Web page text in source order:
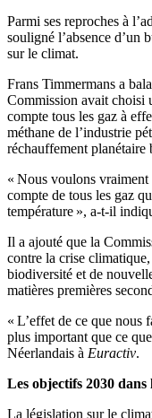
Parmi ses reproches à
souligné l’absence d’un
sur le climat.
Frans Timmermans a
Commission avait choisi
compte tous les gaz à
méthane de l’industrie
réchauffement planétaire
« Nous voulons
compte de tous les gaz
température », a-t-il
Il a ajouté que la
contre la crise
biodiversité et de
matières premières
« L’effet de ce que nous
plus important que ce
Néerlandais à Euractiv.
Les objectifs 2030 dans
La législation sur le